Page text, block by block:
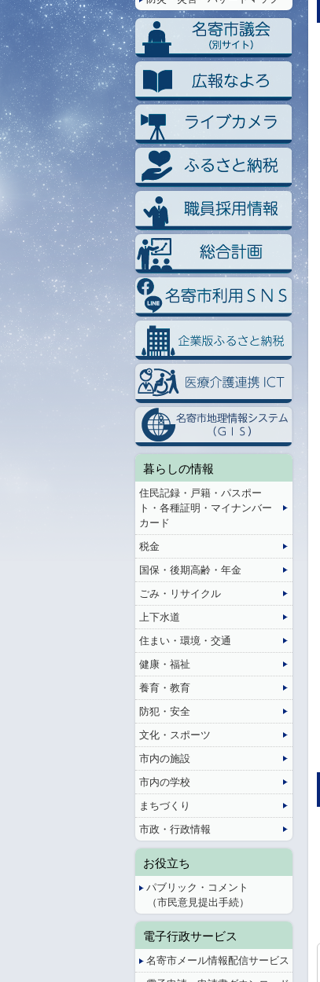
暮らしの情報
住民記録・戸籍・パスポー
ト・各種証明・マイナンバー
カード
税金
国保・後期高齢・年金
ごみ・リサイクル
上下水道
住まい・環境・交通
健康・福祉
養育・教育
防犯・安全
文化・スポーツ
市内の施設
市内の学校
まちづくり
市政・行政情報
お役立ち
パブリック・コメント
（市民意見提出手続）
電子行政サービス
名寄市メール情報配信サービス